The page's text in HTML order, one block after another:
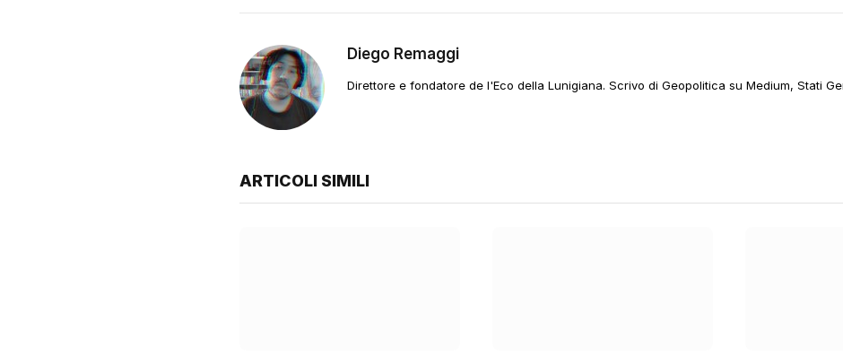
Diego Remaggi
Direttore e fondatore de l'Eco della Lunigiana. Scrivo di Geopolitica su Medium, Stati
ARTICOLI SIMILI